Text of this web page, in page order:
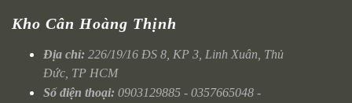
Kho Cân Hoàng Thịnh
Địa chỉ: 226/19/16 ĐS 8, KP 3, Linh Xuân, Thủ
Đức, TP HCM
Số điện thoại: 0903129885 - 0357665048 -